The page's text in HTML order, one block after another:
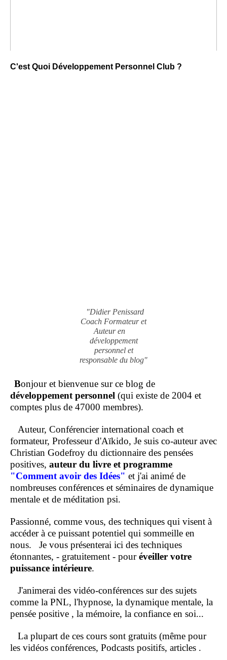
C'est Quoi Développement Personnel Club ?
"Didier Penissard
Coach Formateur et
Auteur en
développement
personnel et
responsable du blog"
Bonjour et bienvenue sur ce blog de
développement personnel (qui existe de 2004 et
comptes plus de 47000 membres).
Auteur, Conférencier international coach et
formateur, Professeur d'Aïkido, Je suis co-auteur avec
Christian Godefroy du dictionnaire des pensées
positives, auteur du livre et programme
"Comment avoir des Idées" et j'ai animé de
nombreuses conférences et séminaires de dynamique
mentale et de méditation psi.
Passionné, comme vous, des techniques qui visent à
accéder à ce puissant potentiel qui sommeille en
nous. Je vous présenterai ici des techniques
étonnantes, - gratuitement - pouréveiller votre
puissance intérieure.
J'animerai des vidéo-conférences sur des sujets
comme la PNL, l'hypnose, la dynamique mentale, la
pensée positive , la mémoire, la confiance en soi...
La plupart de ces cours sont gratuits (même pour
les vidéos conférences, Podcasts positifs, articles .